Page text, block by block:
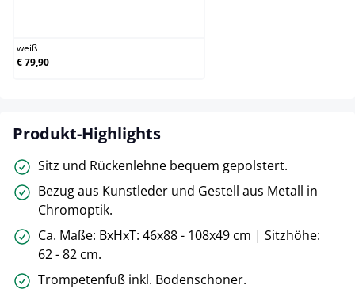
weiß
€ 79,90
Produkt-Highlights
Sitz und Rückenlehne bequem gepolstert.
Bezug aus Kunstleder und Gestell aus Metall in
Chromoptik.
Ca. Maße: BxHxT: 46x88 - 108x49 cm | Sitzhöhe:
62 - 82 cm.
Trompetenfuß inkl. Bodenschoner.